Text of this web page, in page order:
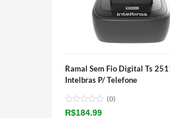
Ramal Sem Fio Digital Ts
Intelbras P/ Telefone
(0)
R$184.99